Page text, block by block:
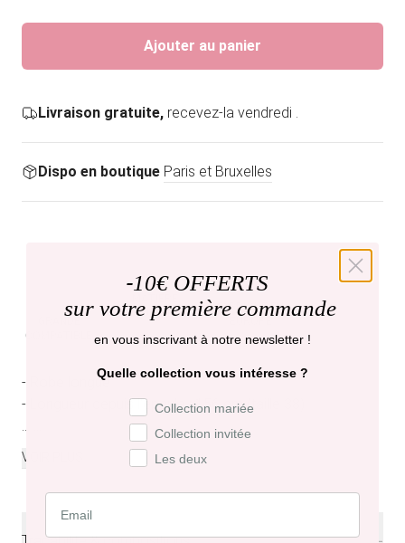
Ajouter au panier
Livraison gratuite, recevez-la vendredi .
Dispo en boutique Paris et Bruxelles
COMPATIBLE
NATURELLE
FABRIQUÉ EN
- Robe longue
- Longueur depuis l’épaule : 156 cm (taille 38)
...
VOIR PLUS
-10€ OFFERTS
sur votre première commande
en vous inscrivant à notre newsletter !
Quelle collection vous intéresse ?
Préférence de collection
Collection mariée
Collection invitée
Les deux